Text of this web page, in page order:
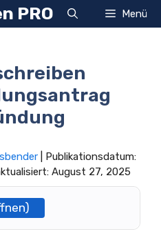
PRO Menü
| Publikationsdatum:
August 27, 2025